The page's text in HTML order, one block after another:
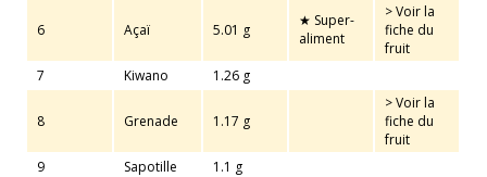
6 Açaï 5.01 g
★ Super-
aliment
> Voir la
fiche du
fruit
7
Kiwano 1.26 g
8 Grenade 1.17 g
> Voir la
fiche du
fruit
9
Sapotille
1.1 g